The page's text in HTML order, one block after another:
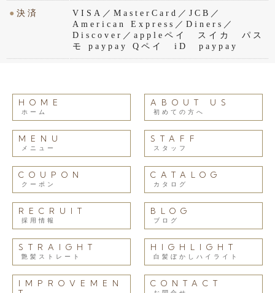
●決済
VISA／MasterCard／JCB／
American Express／Diners／
Discover／appleペイ スイカ パス
モ paypay Qペイ iD paypay
HOME
ホーム
ABOUT US
初めての方へ
MENU
メニュー
STAFF
スタッフ
COUPON
クーポン
CATALOG
カタログ
RECRUIT
採用情報
BLOG
ブログ
STRAIGHT
艶髪ストレート
HIGHLIGHT
白髪ぼかしハイライト
IMPROVEMEN
CONTACT